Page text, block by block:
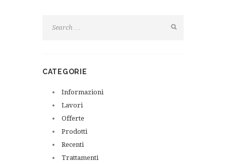
CATEGORIE
Informazioni
Lavori
Offerte
Prodotti
Recenti
Trattamenti